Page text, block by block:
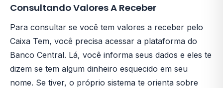
Consultando Valores A Receber
Para consultar se você tem valores a receber pelo
Caixa Tem, você precisa acessar a plataforma do
Banco Central. Lá, você informa seus dados e eles te
dizem se tem algum dinheiro esquecido em seu
nome. Se tiver, o próprio sistema te orienta sobre